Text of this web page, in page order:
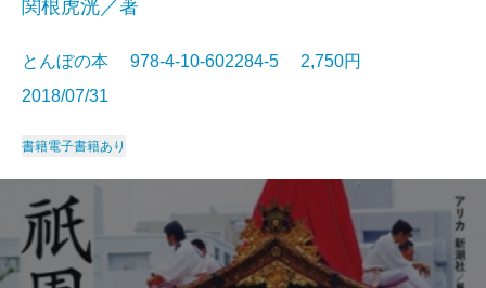
関根虎洸／著
とんぼの本 978-4-10-602284-5 2,750円
2018/07/31
書籍電子書籍あり